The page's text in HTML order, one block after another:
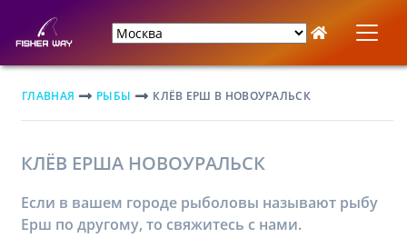
ГЛАВНАЯ РЫБЫ КЛЁВ ЕРШ В НОВОУРАЛЬСК
КЛЁВ ЕРША НОВОУРАЛЬСК
Если в вашем городе рыболовы называют рыбу
Ерш по другому, то свяжитесь с нами.